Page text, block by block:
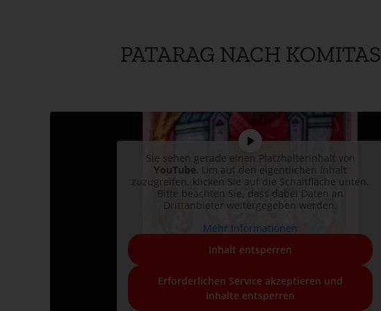
PATARAG NACH KOMITAS
Sie sehen gerade einen Platzhalterinhalt von
YouTube. Um auf den eigentlichen Inhalt
zuzugreifen, klicken Sie auf die Schaltfläche unten.
Bitte beachten Sie, dass dabei Daten an
Drittanbieter weitergegeben werden.
Mehr Informationen
Inhalt entsperren
Erforderlichen Service akzeptieren und
Inhalte entsperren